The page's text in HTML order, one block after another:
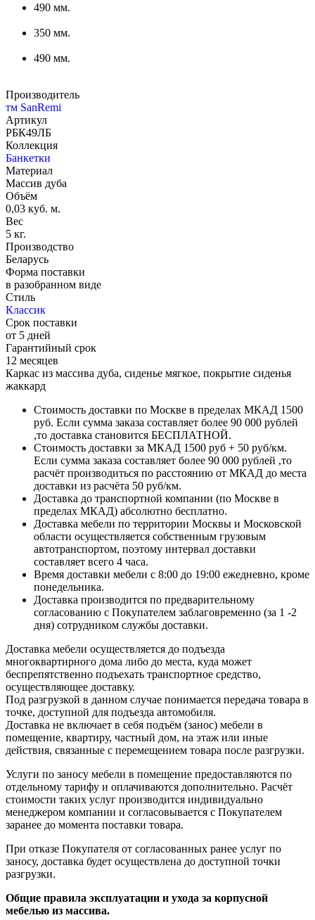
490 мм.
350 мм.
490 мм.
Производитель
тм SanRemi
Артикул
РБК49ЛБ
Коллекция
Банкетки
Материал
Массив дуба
Объём
0,03 куб. м.
Вес
5 кг.
Производство
Беларусь
Форма поставки
в разобранном виде
Стиль
Классик
Срок поставки
от 5 дней
Гарантийный срок
12 месяцев
Каркас из массива дуба, сиденье мягкое, покрытие сиденья
жаккард
Стоимость доставки по Москве в пределах МКАД 1500
руб. Если сумма заказа составляет более 90 000 рублей
,то доставка становится БЕСПЛАТНОЙ.
Стоимость доставки за МКАД 1500 руб + 50 руб/км.
Если сумма заказа составляет более 90 000 рублей ,то
расчёт производиться по расстоянию от МКАД до места
доставки из расчёта 50 руб/км.
Доставка до транспортной компании (по Москве в
пределах МКАД) абсолютно бесплатно.
Доставка мебели по территории Москвы и Московской
области осуществляется собственным грузовым
автотранспортом, поэтому интервал доставки
составляет всего 4 часа.
Время доставки мебели с 8:00 до 19:00 ежедневно, кроме
понедельника.
Доставка производится по предварительному
согласованию с Покупателем заблаговременно (за 1 -2
дня) сотрудником службы доставки.
Доставка мебели осуществляется до подъезда
многоквартирного дома либо до места, куда может
беспрепятственно подъехать транспортное средство,
осуществляющее доставку.
Под разгрузкой в данном случае понимается передача товара в
точке, доступной для подъезда автомобиля.
Доставка не включает в себя подъём (занос) мебели в
помещение, квартиру, частный дом, на этаж или иные
действия, связанные с перемещением товара после разгрузки.
Услуги по заносу мебели в помещение предоставляются по
отдельному тарифу и оплачиваются дополнительно. Расчёт
стоимости таких услуг производится индивидуально
менеджером компании и согласовывается с Покупателем
заранее до момента поставки товара.
При отказе Покупателя от согласованных ранее услуг по
заносу, доставка будет осуществлена до доступной точки
разгрузки.
Общие правила эксплуатации и ухода за корпусной
мебелью из массива.